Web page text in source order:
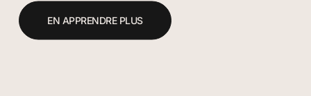
EN APPRENDRE PLUS